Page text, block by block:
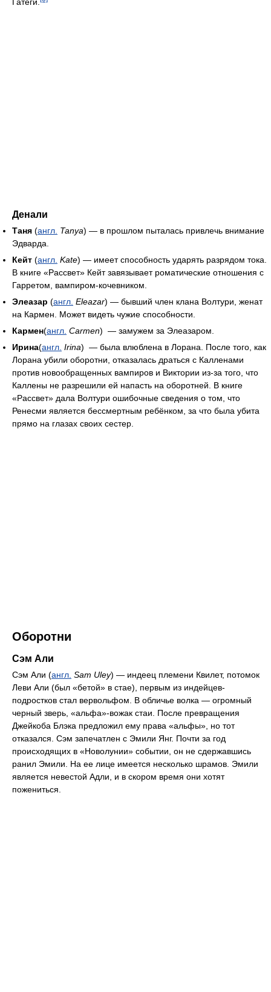
Денали
Таня (англ. Tanya) — в прошлом пыталась привлечь внимание
Эдварда.
Кейт (англ. Kate) — имеет способность ударять разрядом тока.
В книге «Рассвет» Кейт завязывает роматические отношения с
Гарретом, вампиром-кочевником.
Элеазар (англ. Eleazar) — бывший член клана Волтури, женат
на Кармен. Может видеть чужие способности.
Кармен(англ. Carmen) — замужем за Элеазаром.
Ирина(англ. Irina) — была влюблена в Лорана. После того, как
Лорана убили оборотни, отказалась драться с Калленами
против новообращенных вампиров и Виктории из-за того, что
Каллены не разрешили ей напасть на оборотней. В книге
«Рассвет» дала Волтури ошибочные сведения о том, что
Ренесми является бессмертным ребёнком, за что была убита
прямо на глазах своих сестер.
Оборотни
Сэм Али
Сэм Али (англ. Sam Uley) — индеец племени Квилет, потомок
Леви Али (был «бетой» в стае), первым из индейцев-
подростков стал вервольфом. В обличье волка — огромный
черный зверь, «альфа»-вожак стаи. После превращения
Джейкоба Блэка предложил ему права «альфы», но тот
отказался. Сэм запечатлен с Эмили Янг. Почти за год
происходящих в «Новолунии» событии, он не сдержавшись
ранил Эмили. На ее лице имеется несколько шрамов. Эмили
является невестой Адли, и в скором время они хотят
пожениться.